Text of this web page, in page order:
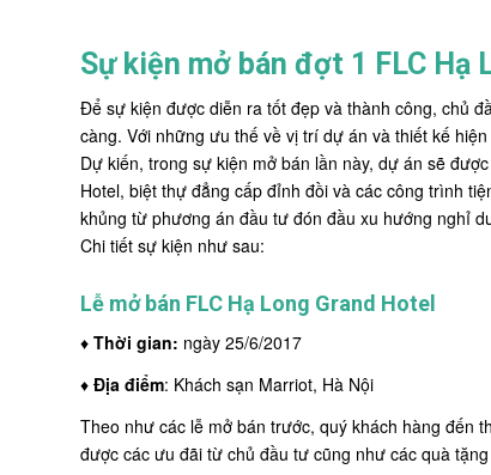
Sự kiện mở bán đợt 1 FLC Hạ
Để sự kiện được diễn ra tốt đẹp và thành công, chủ
càng. Với những ưu thế về vị trí dự án và thiết kế
Dự kiến, trong sự kiện mở bán lần này, dự án sẽ
Hotel, biệt thự đẳng cấp đỉnh đồi và các công trình
khủng từ phương án đầu tư đón đầu xu hướng nghỉ
Chi tiết sự kiện như sau:
Lễ mở bán FLC Hạ Long Grand Hotel
♦ Thời gian: ngày 25/6/2017
♦ Địa điểm: Khách sạn Marriot, Hà Nội
Theo như các lễ mở bán trước, quý khách hàng đến
được các ưu đãi từ chủ đầu tư cũng như các quà